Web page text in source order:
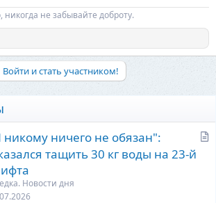
не забывайте доброту.
Войти и стать участником!
никому ничего не обязан":
тащить 30 кг воды на 23-й
Новости дня